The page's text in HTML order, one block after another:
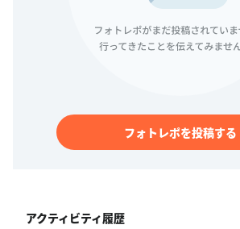
フォトレポを投稿する
アクティビティ履歴